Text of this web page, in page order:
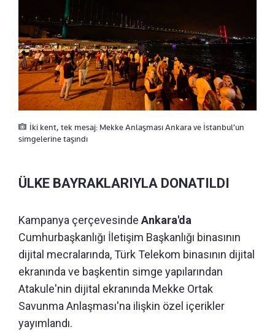
İki kent, tek mesaj: Mekke Anlaşması Ankara ve İstanbul’un
simgelerine taşındı
ÜLKE BAYRAKLARIYLA DONATILDI
Kampanya çerçevesinde Ankara'da
Cumhurbaşkanlığı İletişim Başkanlığı binasının
dijital mecralarında, Türk Telekom binasının dijital
ekranında ve başkentin simge yapılarından
Atakule'nin dijital ekranında Mekke Ortak
Savunma Anlaşması'na ilişkin özel içerikler
yayımlandı.